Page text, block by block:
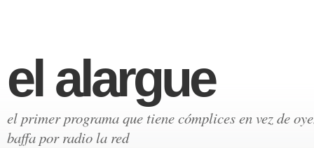
el alargue
el primer programa que tiene cómplices en vez de
baffa por radio la red